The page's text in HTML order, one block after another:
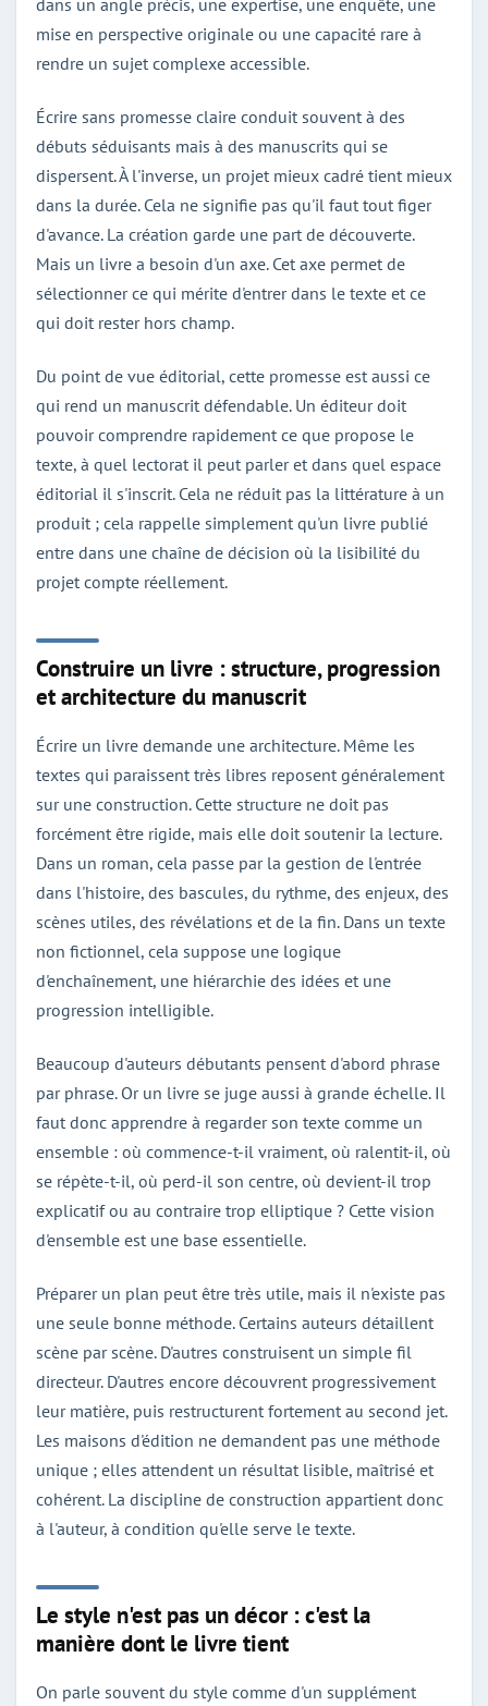
mise en perspective originale ou une capacité rare à
rendre un sujet complexe accessible.
Écrire sans promesse claire conduit souvent à des
débuts séduisants mais à des manuscrits qui se
dispersent. À l'inverse, un projet mieux cadré tient mieux
dans la durée. Cela ne signifie pas qu'il faut tout figer
d'avance. La création garde une part de découverte.
Mais un livre a besoin d'un axe. Cet axe permet de
sélectionner ce qui mérite d'entrer dans le texte et ce
qui doit rester hors champ.
Du point de vue éditorial, cette promesse est aussi ce
qui rend un manuscrit défendable. Un éditeur doit
pouvoir comprendre rapidement ce que propose le
texte, à quel lectorat il peut parler et dans quel espace
éditorial il s'inscrit. Cela ne réduit pas la littérature à un
produit ; cela rappelle simplement qu'un livre publié
entre dans une chaîne de décision où la lisibilité du
projet compte réellement.
Construire un livre : structure, progression
et architecture du manuscrit
Écrire un livre demande une architecture. Même les
textes qui paraissent très libres reposent généralement
sur une construction. Cette structure ne doit pas
forcément être rigide, mais elle doit soutenir la lecture.
Dans un roman, cela passe par la gestion de l'entrée
dans l'histoire, des bascules, du rythme, des enjeux, des
scènes utiles, des révélations et de la fin. Dans un texte
non fictionnel, cela suppose une logique
d'enchaînement, une hiérarchie des idées et une
progression intelligible.
Beaucoup d'auteurs débutants pensent d'abord phrase
par phrase. Or un livre se juge aussi à grande échelle. Il
faut donc apprendre à regarder son texte comme un
ensemble : où commence-t-il vraiment, où ralentit-il, où
se répète-t-il, où perd-il son centre, où devient-il trop
explicatif ou au contraire trop elliptique ? Cette vision
d'ensemble est une base essentielle.
Préparer un plan peut être très utile, mais il n'existe pas
une seule bonne méthode. Certains auteurs détaillent
scène par scène. D'autres construisent un simple fil
directeur. D'autres encore découvrent progressivement
leur matière, puis restructurent fortement au second jet.
Les maisons d'édition ne demandent pas une méthode
unique ; elles attendent un résultat lisible, maîtrisé et
cohérent. La discipline de construction appartient donc
à l'auteur, à condition qu'elle serve le texte.
Le style n'est pas un décor : c'est la
manière dont le livre tient
On parle souvent du style comme d'un supplément